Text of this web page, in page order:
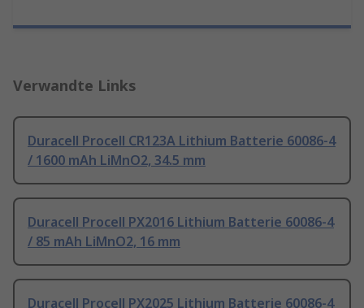
Verwandte Links
Duracell Procell CR123A Lithium Batterie 60086-4
/ 1600 mAh LiMnO2, 34.5 mm
Duracell Procell PX2016 Lithium Batterie 60086-4
/ 85 mAh LiMnO2, 16 mm
Duracell Procell PX2025 Lithium Batterie 60086-4